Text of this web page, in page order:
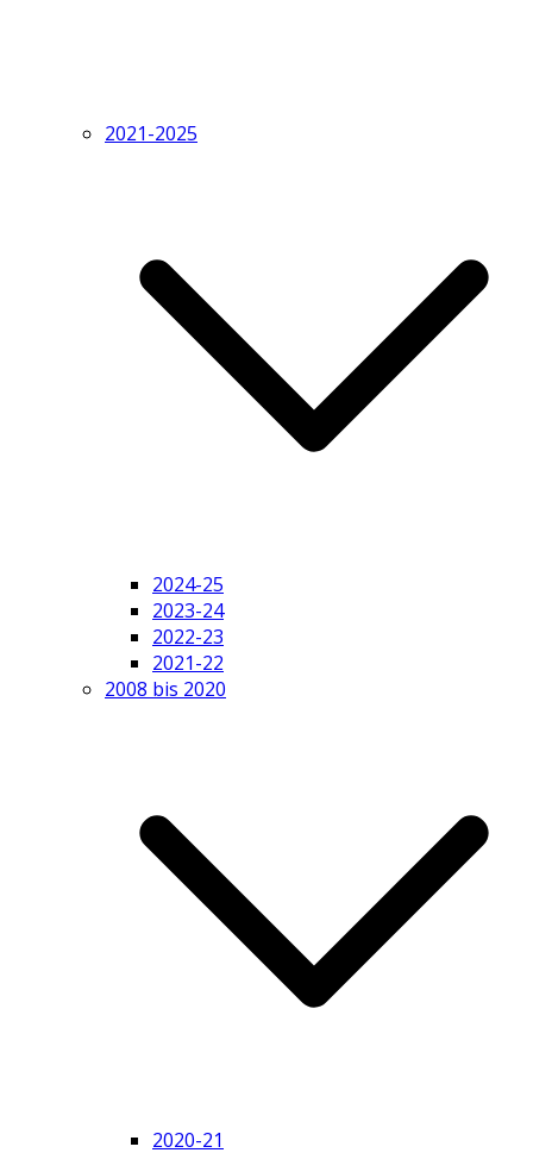
2021-2025
2024-25
2023-24
2022-23
2021-22
2008 bis 2020
2020-21